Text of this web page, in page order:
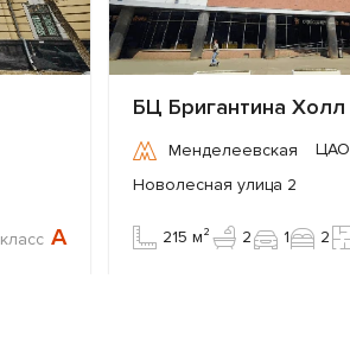
класс A
БЦ Бригантина Холл
Менделеевская
ЦАО
Новолесная улица 2
215 м² 2 1 2